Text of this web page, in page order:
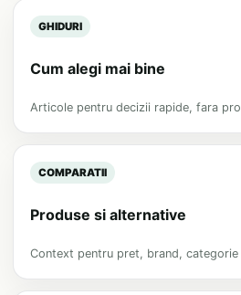
GHIDURI
Cum alegi mai bine
Articole pentru decizii rapide, fara
COMPARATII
Produse si alternative
Context pentru pret, brand,